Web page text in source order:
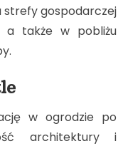
strefy gospodarczej
a także w pobliżu
w ogrodzie po
architektury i